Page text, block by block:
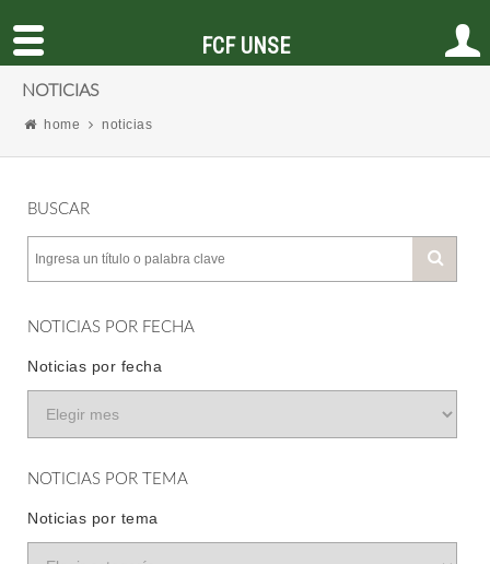
NOTICIAS
home noticias
BUSCAR
NOTICIAS POR FECHA
Noticias por fecha
NOTICIAS POR TEMA
Noticias por tema
FCF UNSE